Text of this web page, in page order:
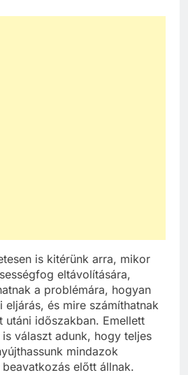
is kitérünk arra, mikor
eltávolítására,
a problémára, hogyan
eljárás, és mire számíthatnak
utáni időszakban. Emellett
választ adunk, hogy teljes
mindazok
előtt állnak.